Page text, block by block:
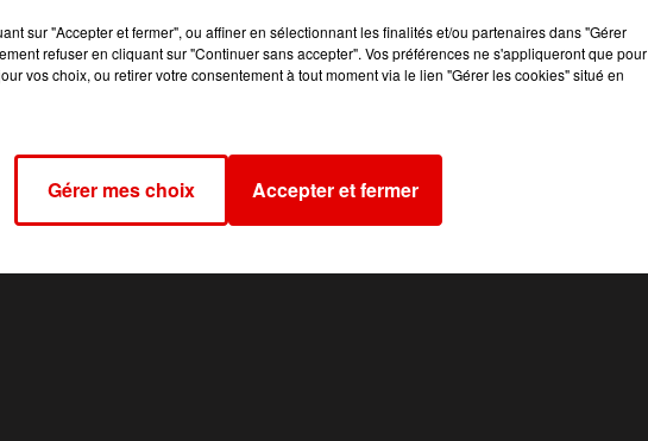
sur le toit au milieu d’un carrefour.
Tandis que sa passagère était en état de choc. Les
soir à
toit dans un champ
a été prise en charge par les gendarmes.
sur "Accepter et fermer", ou affiner en sélectionnant les finalités et/ou partenaires dans "Gérer
refuser en cliquant sur "Continuer sans accepter". Vos préférences ne s'appliqueront que pour
vos choix, ou retirer votre consentement à tout moment via le lien "Gérer les cookies" situé en
Gérer mes choix Accepter et fermer